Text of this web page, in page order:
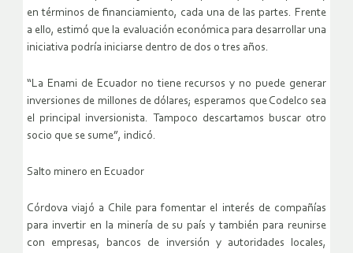
en términos de financiamiento, cada una de las partes. Frente
a ello, estimó que la evaluación económica para desarrollar una
iniciativa podría iniciarse dentro de dos o tres años.
“La Enami de Ecuador no tiene recursos y no puede generar
inversiones de millones de dólares; esperamos que Codelco sea
el principal inversionista. Tampoco descartamos buscar otro
socio que se sume”, indicó.
Salto minero en Ecuador
Córdova viajó a Chile para fomentar el interés de compañías
para invertir en la minería de su país y también para reunirse
con empresas, bancos de inversión y autoridades locales,